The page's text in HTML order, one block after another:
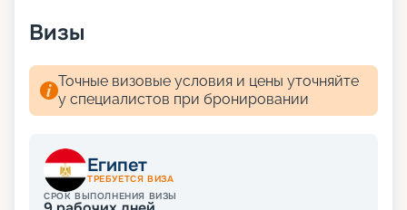
Визы
Точные визовые условия и цены уточняйте
у специалистов при бронировании
Египет
ТРЕБУЕТСЯ ВИЗА
СРОК ВЫПОЛНЕНИЯ ВИЗЫ